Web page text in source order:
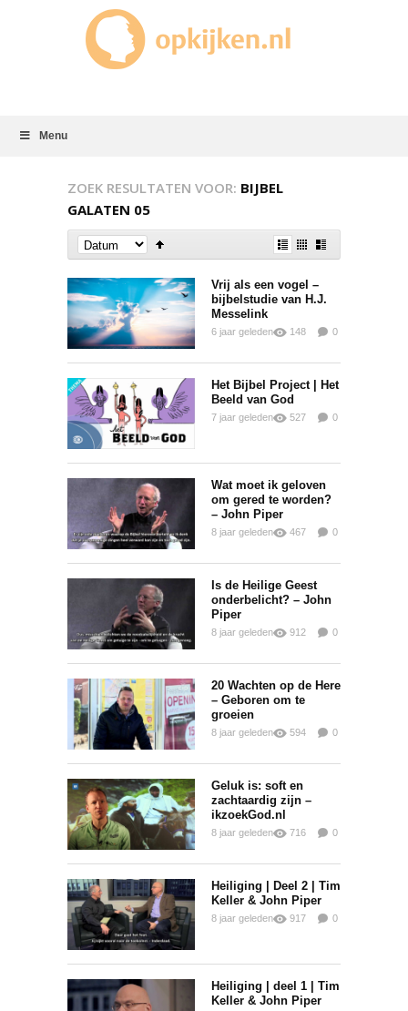
Menu
ZOEK RESULTATEN VOOR: BIJBEL
GALATEN 05
Vrij als een vogel –
bijbelstudie van H.J.
Messelink
6 jaar geleden 148
0
Het Bijbel Project | Het
Beeld van God
7 jaar geleden 527
0
Wat moet ik geloven
om gered te worden?
– John Piper
8 jaar geleden 467
0
Is de Heilige Geest
onderbelicht? – John
Piper
8 jaar geleden 912
0
20 Wachten op de Here
– Geboren om te
groeien
8 jaar geleden 594
0
Geluk is: soft en
zachtaardig zijn –
ikzoekGod.nl
8 jaar geleden 716
0
Heiliging | Deel 2 | Tim
Keller & John Piper
8 jaar geleden 917
0
Heiliging | deel 1 | Tim
Keller & John Piper